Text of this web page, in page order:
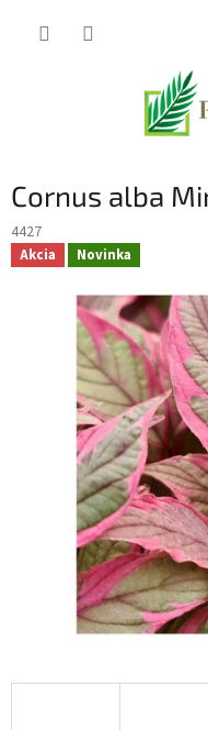
Cornus alba
4427
Akcia Novinka